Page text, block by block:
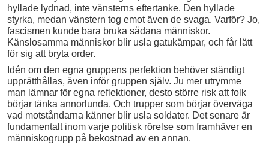
hyllade lydnad, inte vänsterns eftertanke. Den hyllade
styrka, medan vänstern tog emot även de svaga. Varför? Jo,
fascismen kunde bara bruka sådana människor.
Känslosamma människor blir usla gatukämpar, och får lätt
för sig att bryta order.
Idén om den egna gruppens perfektion behöver ständigt
upprätthållas, även inför gruppen själv. Ju mer utrymme
man lämnar för egna reflektioner, desto större risk att folk
börjar tänka annorlunda. Och trupper som börjar överväga
vad motståndarna känner blir usla soldater. Det senare är
fundamentalt inom varje politisk rörelse som framhäver en
människogrupp på bekostnad av en annan.